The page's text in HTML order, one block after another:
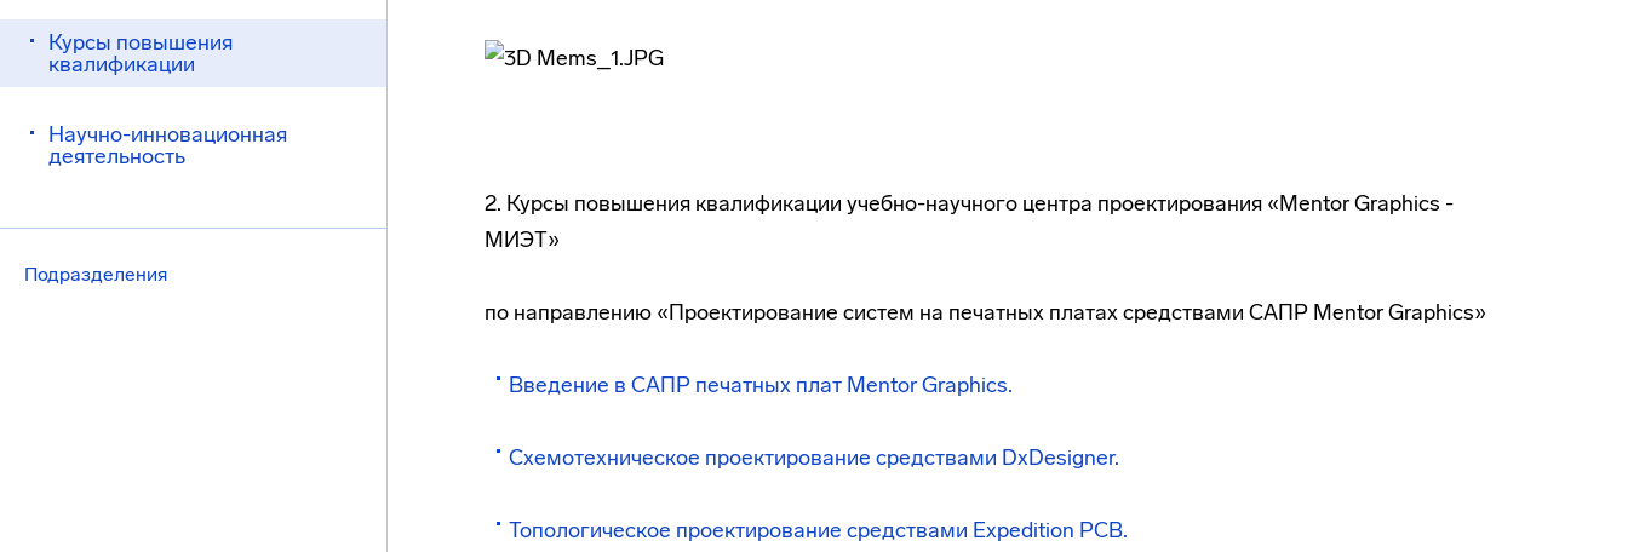
Курсы повышения
квалификации
Научно-инновационная
деятельность
Подразделения
2. Курсы повышения квалификации учебно-научного центра проектирования «Mentor Graphics -
МИЭТ»
по направлению «Проектирование систем на печатных платах средствами САПР Mentor Graphics»
Введение в САПР печатных плат Mentor Graphics.
Схемотехническое проектирование средствами DxDesigner.
Топологическое проектирование средствами Expedition PCB.